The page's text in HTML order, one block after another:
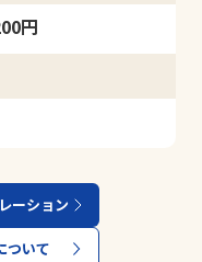
円
ーション
ついて